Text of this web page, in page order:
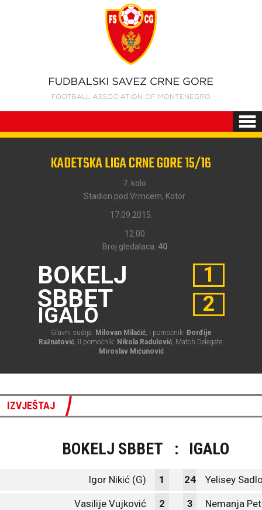
KADETSKA LIGA CRNE GORE 15/16
7. kolo
Stadion pod Vrmcem, Kotor
17.09.2015.
12:00
Broj gledalaca: 40
BOKELJ
SBBET
IGALO
1
2
Glavni sudija: Milovan Milačić, I pomoćnik: Đorđije
Ražnatović, II pomoćnik: Nikola Radulović, Match Delegate:
Miroslav Mićunović
IZVJEŠTAJ
BOKELJ SBBET : IGALO
Igor Nikić (G) 1 24 Yelisey
Vasilije Vujković 2 3 Nemanja